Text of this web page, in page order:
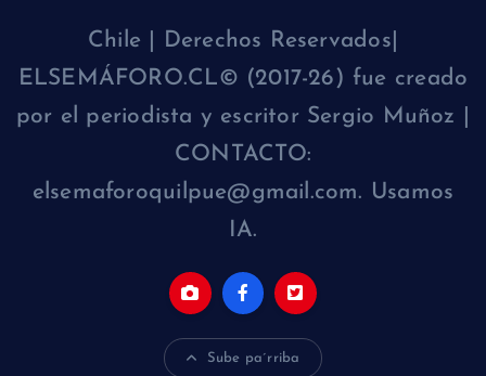
Chile | Derechos Reservados|
ELSEMÁFORO.CL© (2017-26) fue creado
por el periodista y escritor Sergio Muñoz |
CONTACTO:
elsemaforoquilpue@gmail.com. Usamos
IA.
Sube pa´rriba